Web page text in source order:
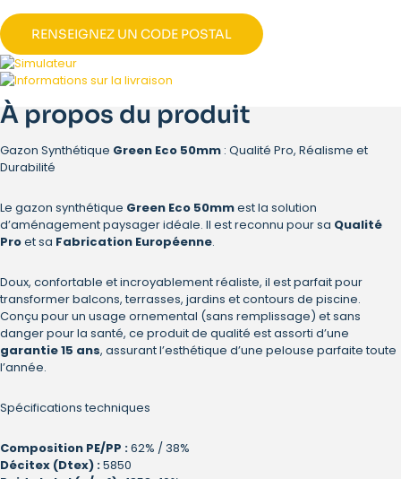
RENSEIGNEZ UN CODE POSTAL
À propos du produit
Gazon Synthétique Green Eco 50mm : Qualité Pro, Réalisme et
Durabilité
Le gazon synthétique Green Eco 50mmest la solution
d’aménagement paysager idéale. Il est reconnu pour sa Qualité
Proet sa Fabrication Européenne.
Doux, confortable et incroyablement réaliste, il est parfait pour
transformer balcons, terrasses, jardins et contours de piscine.
Conçu pour un usage ornemental (sans remplissage) et sans
danger pour la santé, ce produit de qualité est assorti d’une
garantie 15 ans, assurant l’esthétique d’une pelouse parfaite toute
l’année.
Spécifications techniques
Composition PE/PP :62% / 38%
Décitex (Dtex) :5850